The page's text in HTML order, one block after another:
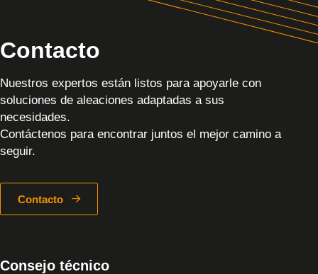
Contacto
Nuestros expertos están listos para apoyarle con
soluciones de aleaciones adaptadas a sus
necesidades.
Contáctenos para encontrar juntos el mejor camino a
seguir.
Contacto
Consejo técnico